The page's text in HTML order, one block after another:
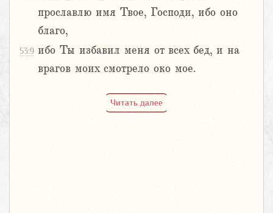
прославлю имя Твое, Господи, ибо оно
благо,
53:9 ибо Ты избавил меня от всех бед, и на
врагов моих смотрело око мое.
Читать далее